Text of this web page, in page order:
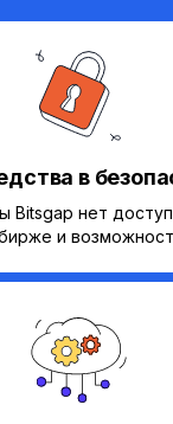
в
Bitsgap нет
и